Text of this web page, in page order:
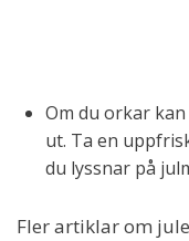
Om du orkar
ut. Ta en
du lyssnar på
Fler artiklar om